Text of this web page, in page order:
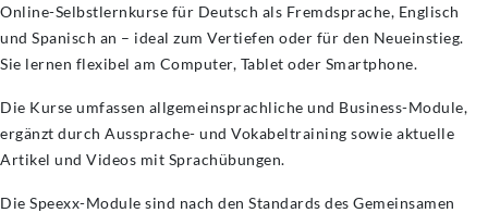
Online-Selbstlernkurse für Deutsch als Fremdsprache, Englisch
und Spanisch an – ideal zum Vertiefen oder für den Neueinstieg.
Sie lernen flexibel am Computer, Tablet oder Smartphone.
Die Kurse umfassen allgemeinsprachliche und Business-Module,
ergänzt durch Aussprache- und Vokabeltraining sowie aktuelle
Artikel und Videos mit Sprachübungen.
Die Speexx-Module sind nach den Standards des Gemeinsamen